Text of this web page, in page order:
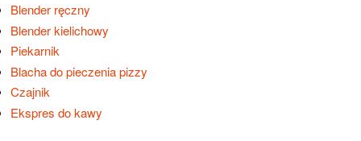
Blender ręczny
Blender kielichowy
Piekarnik
Blacha do pieczenia pizzy
Czajnik
Ekspres do kawy